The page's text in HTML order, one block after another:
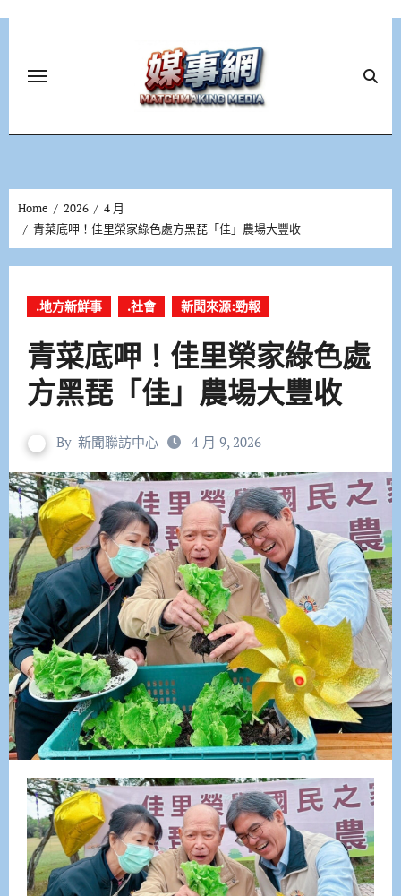
Home 2026
4 月
青菜底呷！佳里榮家綠色處方黑琵「佳」農場大豐收
.地方新鮮事 .社會 新聞來源:勁報
青菜底呷！佳里榮家綠色處
方黑琵「佳」農場大豐收
By 新聞聯訪中心 4 月 9, 2026